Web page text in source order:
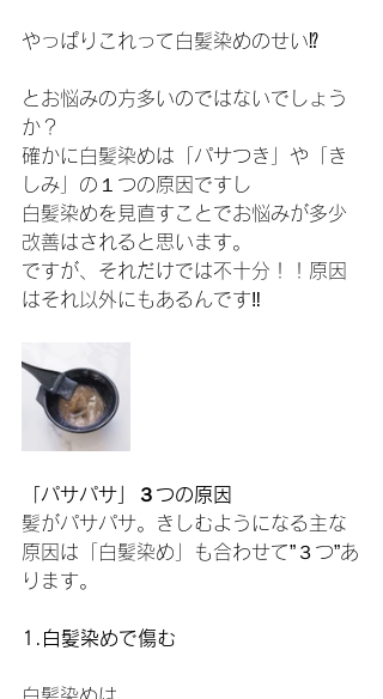
やっぱりこれって白髪染めのせい⁉️
とお悩みの方多いのではないでしょう
か？
確かに白髪染めは「パサつき」や「き
しみ」の１つの原因ですし
白髪染めを見直すことでお悩みが多少
改善はされると思います。
ですが、それだけでは不十分！！原因
はそれ以外にもあるんです‼️
「パサパサ」３つの原因
髪がパサパサ。きしむようになる主な
原因は「白髪染め」も合わせて”３つ”あ
ります。
1.白髪染めで傷む